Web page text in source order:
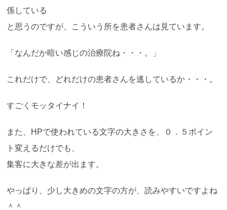
係している
と思うのですが、こういう所を患者さんは見ています。
「なんだか暗い感じの治療院ね・・・。」
これだけで、どれだけの患者さんを逃しているか・・・。
すごくモッタイナイ！
また、HPで使われている文字の大きさを、０．５ポイン
ト変えるだけでも、
集客に大きな差が出ます。
やっぱり、少し大きめの文字の方が、読みやすいですよね
＾＾